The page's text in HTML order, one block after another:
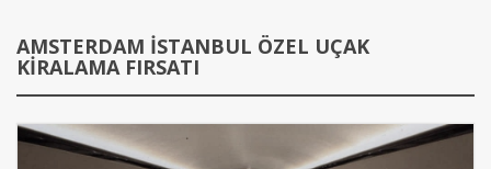
AMSTERDAM İSTANBUL ÖZEL UÇAK
KIRALAMA FIRSATI